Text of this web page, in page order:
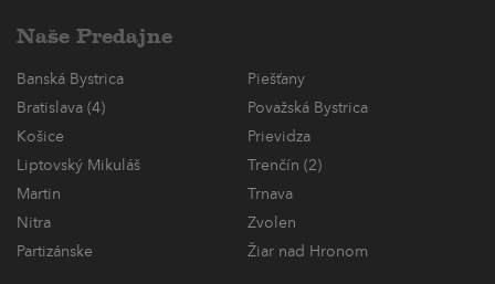
Naše Predajne
Banská Bystrica
Piešťany
Bratislava (4)
Považská Bystrica
Košice
Prievidza
Liptovský Mikuláš
Trenčín (2)
Martin
Trnava
Nitra
Zvolen
Partizánske
Žiar nad Hronom